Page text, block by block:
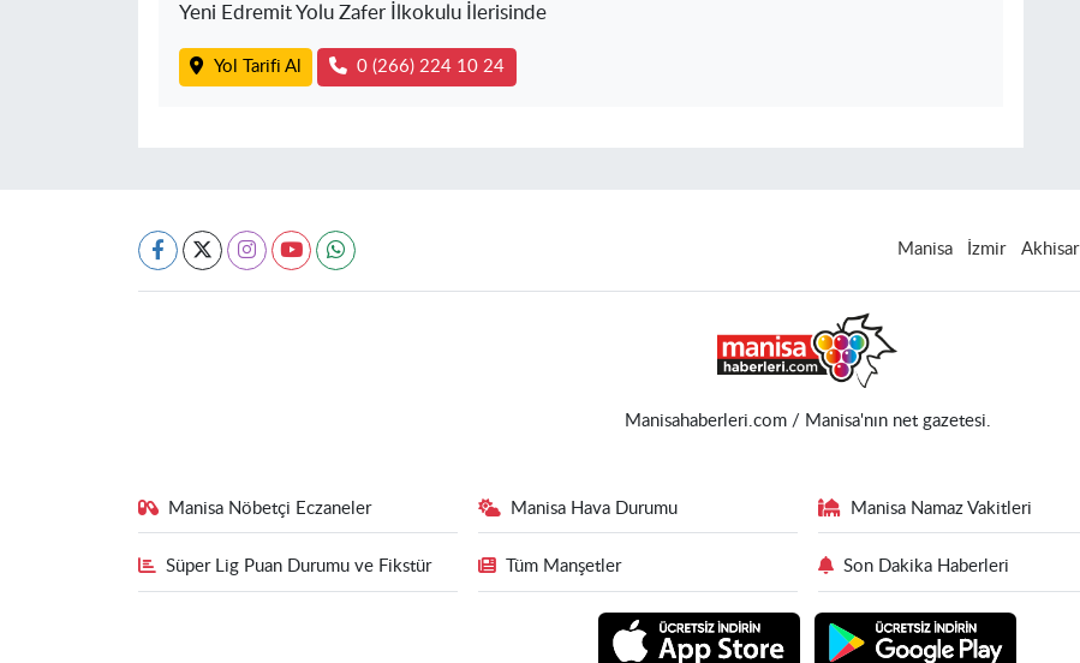
Yeni Edremit Yolu Zafer İlkokulu İlerisinde
Yol Tarifi Al 0 (266) 224 10 24
Manisa İzmir Akhisar
Manisahaberleri.com / Manisa'nın net gazetesi.
Manisa Nöbetçi Eczaneler Manisa Hava Durumu Manisa Namaz Vakitleri
Süper Lig Puan Durumu ve Fikstür Tüm Manşetler Son Dakika Haberleri